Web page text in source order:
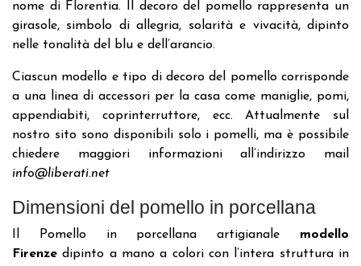
nome di Florentia. Il decoro del pomello rappresenta un
girasole, simbolo di allegria, solarità e vivacità, dipinto
nelle tonalità del blu e dell’arancio.
Ciascun modello e tipo di decoro del pomello corrisponde
a una linea di accessori per la casa come maniglie, pomi,
appendiabiti, coprinterruttore, ecc. Attualmente sul
nostro sito sono disponibili solo i pomelli, ma è possibile
chiedere maggiori informazioni all’indirizzo mail
info@liberati.net
Dimensioni del pomello in porcellana
Il Pomello in porcellana artigianale modello
Firenze dipinto a mano a colori con l’intera struttura in